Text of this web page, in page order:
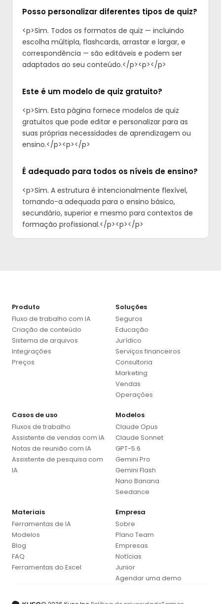
Posso personalizar diferentes tipos de quiz?
<p>Sim. Todos os formatos de quiz — incluindo
escolha múltipla, flashcards, arrastar e largar, e
correspondência — são editáveis e podem ser
adaptados ao seu conteúdo.</p><p>‍</p>
Este é um modelo de quiz gratuito?
<p>Sim. Esta página fornece modelos de quiz
gratuitos que pode editar e personalizar para as
suas próprias necessidades de aprendizagem ou
ensino.</p><p>‍</p>
É adequado para todos os níveis de ensino?
<p>Sim. A estrutura é intencionalmente flexível,
tornando-a adequada para o ensino básico,
secundário, superior e mesmo para contextos de
formação profissional.</p><p>‍</p>
Produto
Fluxo de trabalho com IA
Criação de conteúdo
Sistema de arquivos
Integrações
Preços
Soluções
Seguros
Educação
Jurídico
Serviços financeiros
Consultoria
Marketing
Vendas
Operações
Casos de uso
Fluxos de trabalho
Assistente de vendas com IA
Notas de reunião com IA
Assistente de pesquisa com
IA
Modelos
Claude Opus
Claude Sonnet
GPT-5.6
Gemini Pro
Gemini Flash
Nano Banana
Seedance
Materiais
Ferramentas de IA
Modelos
Blog
FAQ
Ferramentas do Excel
Empresa
Sobre
Plano Team
Empresas
Notícias
Junior
Agendar uma demo